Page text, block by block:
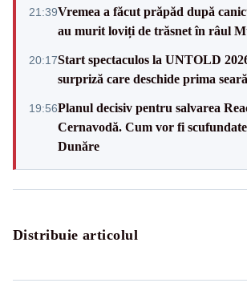
21:39Vremea a făcut prăpăd după
au murit loviți de trăsnet în râul
20:17Start spectaculos la UNTOLD
surpriză care deschide prima
19:56Planul decisiv pentru salvarea
Cernavodă. Cum vor fi
Dunăre
Distribuie articolul